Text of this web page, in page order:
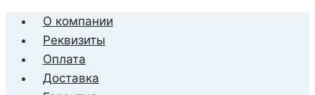
Перейти
содержимому
О компании
Реквизиты
Оплата
Доставка